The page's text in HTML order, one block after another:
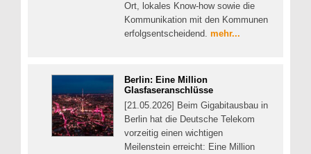
Ort, lokales Know-how sowie die
Kommunikation mit den Kommunen
erfolgsentscheidend. mehr...
Berlin: Eine Million
Glasfaseranschlüsse
[21.05.2026] Beim Gigabitausbau in
Berlin hat die Deutsche Telekom
vorzeitig einen wichtigen
Meilenstein erreicht: Eine Million